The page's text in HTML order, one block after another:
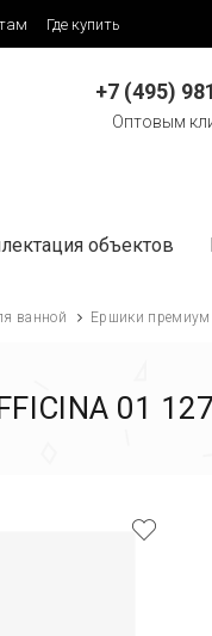
Где купить
+7 (495)
Оптовым
объектов
ванной Ершики премиум
01